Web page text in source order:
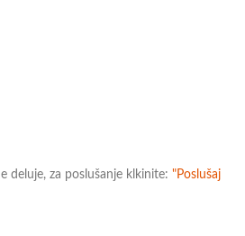
deluje, za poslušanje klkinite: "Poslušaj